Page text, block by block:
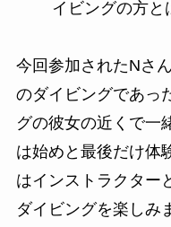
イビングの方と
今回参加されたNさ
のダイビングであっ
グの彼女の近くで一
は始めと最後だけ体
はインストラクター
ダイビングを楽しみ